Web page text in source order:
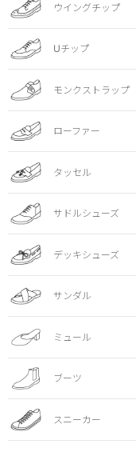
ウイングチップ
Uチップ
モンクストラップ
ローファー
タッセル
サドルシューズ
デッキシューズ
サンダル
ミュール
ブーツ
スニーカー